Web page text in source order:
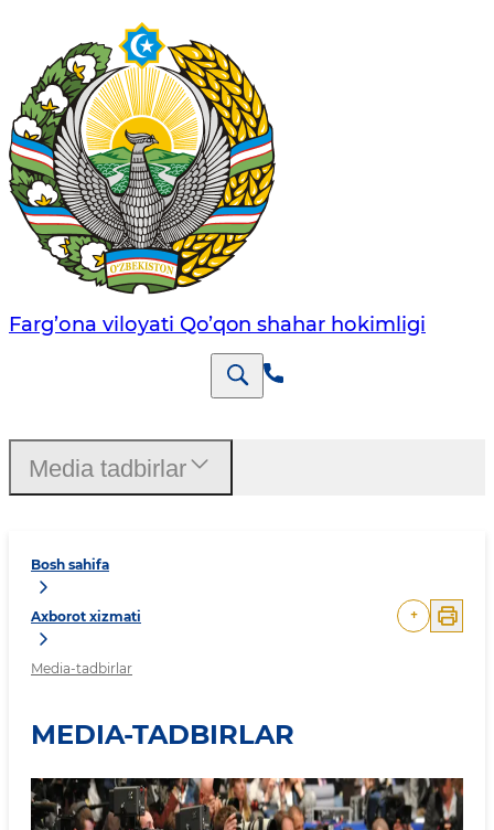
Farg’оnа vilоyati Qo’qon shahar hоkimligi
Bosh sahifa
Axborot xizmati
Media-tadbirlar
+
MEDIA-TADBIRLAR
Media tadbirlar